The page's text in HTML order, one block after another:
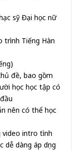
sỹ Đại học nữ
trình Tiếng Hàn
đề, bao gồm
học học tập có
nên có thể học
video intro tình
dàng áp dụng